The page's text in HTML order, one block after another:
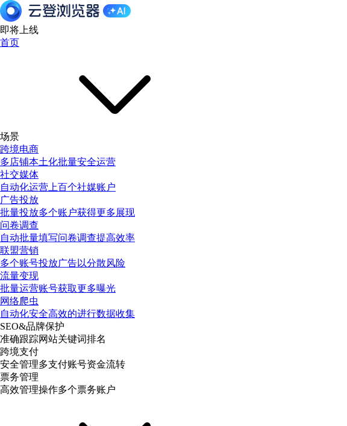
即将上线
首页
场景
跨境电商
多店铺本土化批量安全运营
社交媒体
自动化运营上百个社媒账户
广告投放
批量投放多个账户获得更多展现
问卷调查
自动批量填写问卷调查提高效率
联盟营销
多个账号投放广告以分散风险
流量变现
批量运营账号获取更多曝光
网络爬虫
自动化安全高效的进行数据收集
SEO&品牌保护
准确跟踪网站关键词排名
跨境支付
安全管理多支付账号资金流转
票务管理
高效管理操作多个票务账户